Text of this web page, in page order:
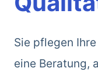
Sie pflegen
eine Beratung,